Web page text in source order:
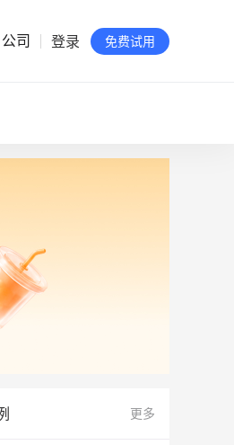
公司
赞公益
地图
登录 免费试用
更多